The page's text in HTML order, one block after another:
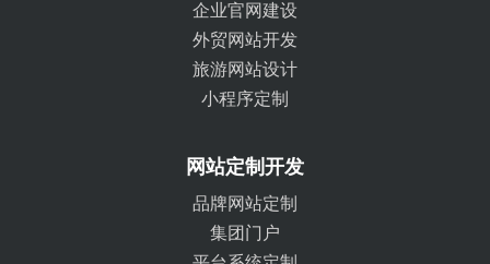
企业官网建设
外贸网站开发
旅游网站设计
小程序定制
网站定制开发
品牌网站定制
集团门户